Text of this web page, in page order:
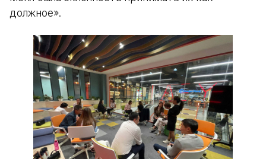
должное».